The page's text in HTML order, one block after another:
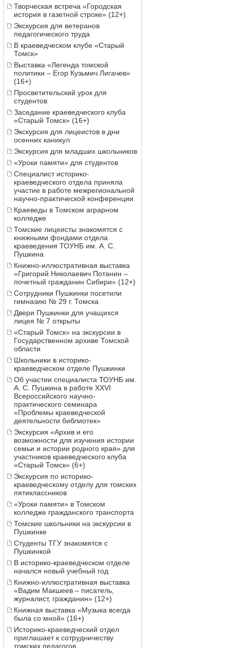
Творческая встреча «Городская
история в газетной строке» (12+)
Экскурсия для ветеранов
педагогического труда
В краеведческом клубе «Старый
Томск»
Выставка «Легенда томской
политики – Егор Кузьмич Лигачев»
(16+)
Просветительский урок для
студентов
Заседание краеведческого клуба
«Старый Томск» (16+)
Экскурсия для лицеистов в дни
осенних каникул
Экскурсия для младших школьников
«Уроки памяти» для студентов
Специалист историко-
краеведческого отдела приняла
участие в работе межрегиональной
научно-практической конференции
Краеведы в Томском аграрном
колледже
Томские лицеисты знакомятся с
книжными фондами отдела
краеведения ТОУНБ им. А. С.
Пушкина
Книжно-иллюстративная выставка
«Григорий Николаевич Потанин –
почетный гражданин Сибири» (12+)
Сотрудники Пушкинки посетили
гимназию № 29 г. Томска
Двери Пушкинки для учащихся
лицея № 7 открыты
«Старый Томск» на экскурсии в
Государственном архиве Томской
области
Школьники в историко-
краеведческом отделе Пушкинки
Об участии специалиста ТОУНБ им.
А. С. Пушкина в работе XXVI
Всероссийского научно-
практического семинара
«Проблемы краеведческой
деятельности библиотек»
Экскурсия «Архив и его
возможности для изучения истории
семьи и истории родного края» для
участников краеведческого клуба
«Старый Томск» (6+)
Экскурсия по историко-
краеведческому отделу для томских
пятиклассников
«Уроки памяти» в Томском
колледже гражданского транспорта
Томские школьники на экскурсии в
Пушкинке
Студенты ТГУ знакомятся с
Пушкинкой
В историко-краеведческом отделе
начался новый учебный год
Книжно-иллюстративная выставка
«Вадим Макшеев – писатель,
журналист, гражданин» (12+)
Книжная выставка «Музыка всегда
была со мной» (16+)
Историко-краеведческий отдел
приглашает к сотрудничеству
томских педагогов